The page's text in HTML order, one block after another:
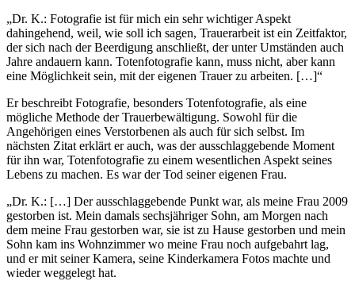
„Dr. K.: Fotografie ist für mich ein sehr wichtiger Aspekt
dahingehend, weil, wie soll ich sagen, Trauerarbeit ist ein Zeitfaktor,
der sich nach der Beerdigung anschließt, der unter Umständen auch
Jahre andauern kann. Totenfotografie kann, muss nicht, aber kann
eine Möglichkeit sein, mit der eigenen Trauer zu arbeiten. […]“
Er beschreibt Fotografie, besonders Totenfotografie, als eine
mögliche Methode der Trauerbewältigung. Sowohl für die
Angehörigen eines Verstorbenen als auch für sich selbst. Im
nächsten Zitat erklärt er auch, was der ausschlaggebende Moment
für ihn war, Totenfotografie zu einem wesentlichen Aspekt seines
Lebens zu machen. Es war der Tod seiner eigenen Frau.
„Dr. K.: […] Der ausschlaggebende Punkt war, als meine Frau 2009
gestorben ist. Mein damals sechsjähriger Sohn, am Morgen nach
dem meine Frau gestorben war, sie ist zu Hause gestorben und mein
Sohn kam ins Wohnzimmer wo meine Frau noch aufgebahrt lag,
und er mit seiner Kamera, seine Kinderkamera Fotos machte und
wieder weggelegt hat.